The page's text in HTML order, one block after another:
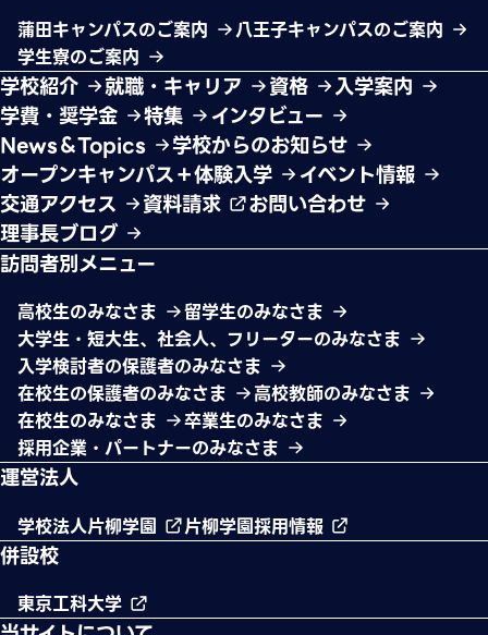
蒲田キャンパスのご案内
八王子キャンパスのご案内
学生寮のご案内
学校紹介 就職・キャリア 資格
入学案内
学費・奨学金
特集
インタビュー
News＆Topics
学校からのお知らせ
オープンキャンパス＋体験入学
イベント情報
交通アクセス
資料請求
お問い合わせ
理事長ブログ
訪問者別メニュー
高校生のみなさま
留学生のみなさま
大学生・短大生、社会人、フリーターのみなさま
入学検討者の保護者のみなさま
在校生の保護者のみなさま
高校教師のみなさま
在校生のみなさま
卒業生のみなさま
採用企業・パートナーのみなさま
運営法人
学校法人片柳学園 片柳学園採用情報
併設校
東京工科大学